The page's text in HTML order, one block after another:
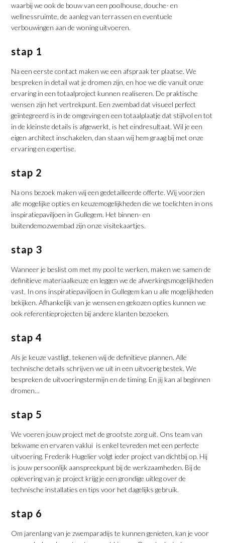
waarbij we ook de bouw van een poolhouse, douche- en
wellnessruimte, de aanleg van terrassen en eventuele
verbouwingen aan de woning uitvoeren.
stap 1
Na een eerste contact maken we een afspraak ter plaatse. We
bespreken in detail wat je dromen zijn, en hoe we die vanuit onze
ervaring in een totaalproject kunnen realiseren. De praktische
wensen zijn het vertrekpunt. Een zwembad dat visueel perfect
geïntegreerd is in de omgeving en een totaalplaatje dat stijlvol en tot
in de kleinste details is afgewerkt, is het eindresultaat. Wil je een
eigen architect inschakelen, dan staan wij hem graag bij met onze
ervaring en expertise.
stap 2
Na ons bezoek maken wij een gedetailleerde offerte. Wij voorzien
alle mogelijke opties en keuzemogelijkheden die we toelichten in ons
inspiratiepaviljoen in Gullegem. Het binnen- en
buitendemozwembad zijn onze visitekaartjes.
stap 3
Wanneer je beslist om met my pool te werken, maken we samen de
definitieve materiaalkeuze en leggen we de afwerkingsmogelijkheden
vast. In ons inspiratiepaviljoen in Gullegem kan u alle mogelijkheden
bekijken. Afhankelijk van je wensen en gekozen opties kunnen we
ook referentieprojecten bij andere klanten bezoeken.
stap 4
Als je keuze vastligt, tekenen wij de definitieve plannen. Alle
technische details schrijven we uit in een uitvoerig bestek. We
bespreken de uitvoeringstermijn en de timing. En jij kan al beginnen
dromen…
stap 5
We voeren jouw project met de grootste zorg uit. Ons team van
bekwame en ervaren vaklui is enkel tevreden met een perfecte
uitvoering. Frederik Hugelier volgt ieder project van dichtbij op. Hij
is jouw persoonlijk aanspreekpunt bij de werkzaamheden. Bij de
oplevering van je project krijg je een grondige uitleg over de
technische installaties en tips voor het dagelijks gebruik.
stap 6
Om jarenlang van je zwemparadijs te kunnen genieten, kan je voor